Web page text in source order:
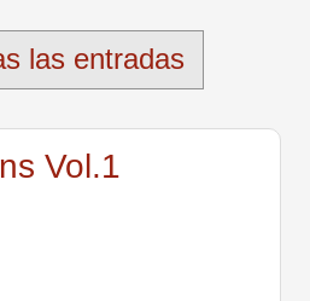
las entradas
Vol.1